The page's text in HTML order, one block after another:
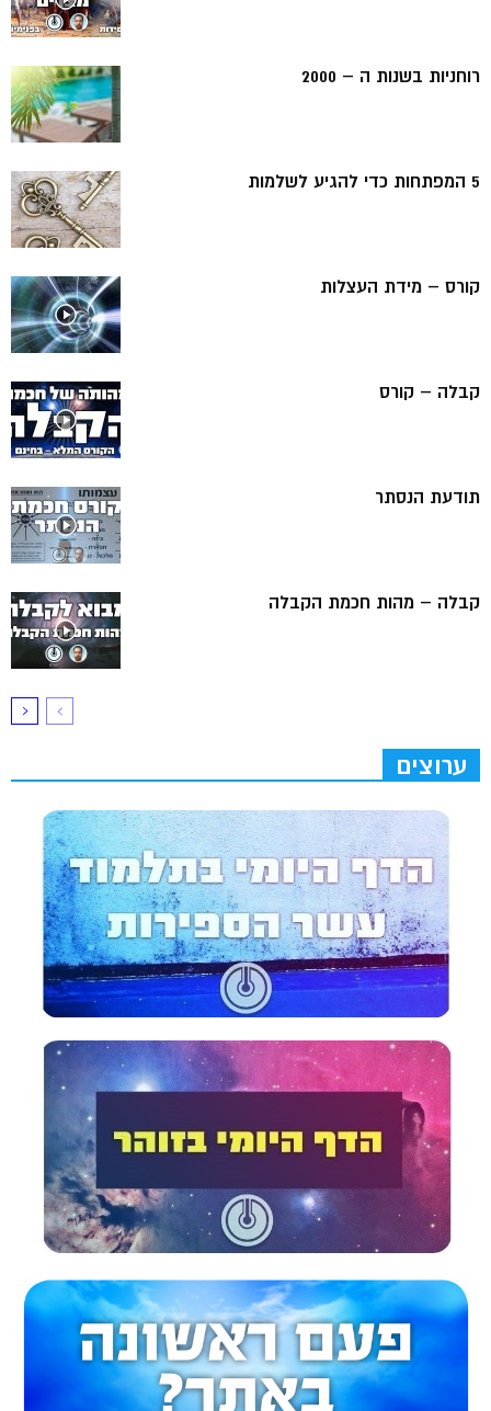
רוחניות בשנות ה – 2000
5 המפתחות כדי להגיע לשלמות
קורס – מידת העצלות
קבלה – קורס
תודעת הנסתר
קבלה – מהות חכמת הקבלה
ערוצים